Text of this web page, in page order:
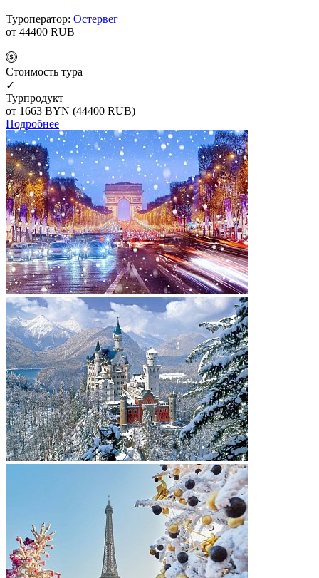
Туроператор: Остервег
от 44400 RUB
Cтоимость тура
✓
Турпродукт
от 1663 BYN (44400 RUB)
Подробнее